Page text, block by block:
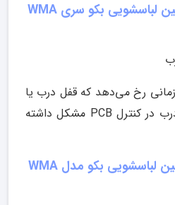
ماشین لباسشویی بکو سری WMA
رخ می‌دهد که قفل درب یا
سیم‌ها و یا ترایاک قفل درب در کنترل PCB مشکل داشته
ماشین لباسشویی بکو مدل WMA